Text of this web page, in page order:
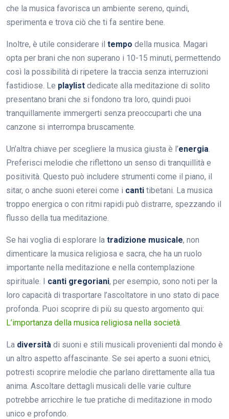
che la musica favorisca un ambiente sereno, quindi,
sperimenta e trova ciò che ti fa sentire bene.
Inoltre, è utile considerare il tempo della musica. Magari
opta per brani che non superano i 10-15 minuti, permettendo
così la possibilità di ripetere la traccia senza interruzioni
fastidiose. Le playlist dedicate alla meditazione di solito
presentano brani che si fondono tra loro, quindi puoi
tranquillamente immergerti senza preoccuparti che una
canzone si interrompa bruscamente.
Un’altra chiave per scegliere la musica giusta è l’energia.
Preferisci melodie che riflettono un senso di tranquillità e
positività. Questo può includere strumenti come il piano, il
sitar, o anche suoni eterei come i canti tibetani. La musica
troppo energica o con ritmi rapidi può distrarre, spezzando il
flusso della tua meditazione.
Se hai voglia di esplorare la tradizione musicale, non
dimenticare la musica religiosa e sacra, che ha un ruolo
importante nella meditazione e nella contemplazione
spirituale. I canti gregoriani, per esempio, sono noti per la
loro capacità di trasportare l’ascoltatore in uno stato di pace
profonda. Puoi scoprire di più su questo argomento qui:
L’importanza della musica religiosa nella società.
La diversità di suoni e stili musicali provenienti dal mondo è
un altro aspetto affascinante. Se sei aperto a suoni etnici,
potresti scoprire melodie che parlano direttamente alla tua
anima. Ascoltare dettagli musicali delle varie culture
potrebbe arricchire le tue pratiche di meditazione in modo
unico e profondo.